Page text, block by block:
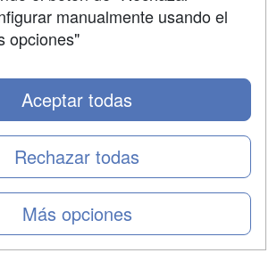
manualmente usando el
opciones"
Más opciones
Rechazar todas
Aceptar todas